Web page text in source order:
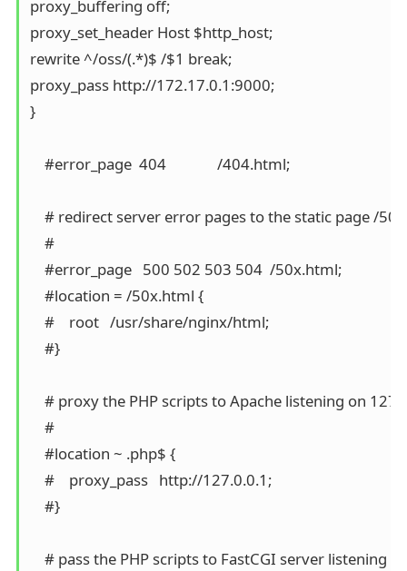
proxy_buffering off;
proxy_set_header Host $http_host;
rewrite ^/oss/(.*)$ /$1 break;
proxy_pass http://172.17.0.1:9000;
}
    #error_page  404              /404.html;
# redirect server error pages to the static page /
    #
    #error_page   500 502 503 504  /50x.html;
    #location = /50x.html {
    #    root   /usr/share/nginx/html;
    #}
# proxy the PHP scripts to Apache listening on
    #
    #location ~ .php$ {
    #    proxy_pass   http://127.0.0.1;
    #}
# pass the PHP scripts to FastCGI server listening